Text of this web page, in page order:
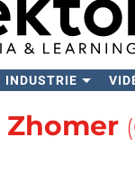
INDUSTRIE
Zhomer